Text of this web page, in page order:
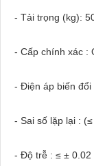
- Tải trọng (kg):
- Cấp chính xác :
- Điện áp biến đổi
- Sai số lặp lại :
- Độ trễ : ≤ ± 0.02